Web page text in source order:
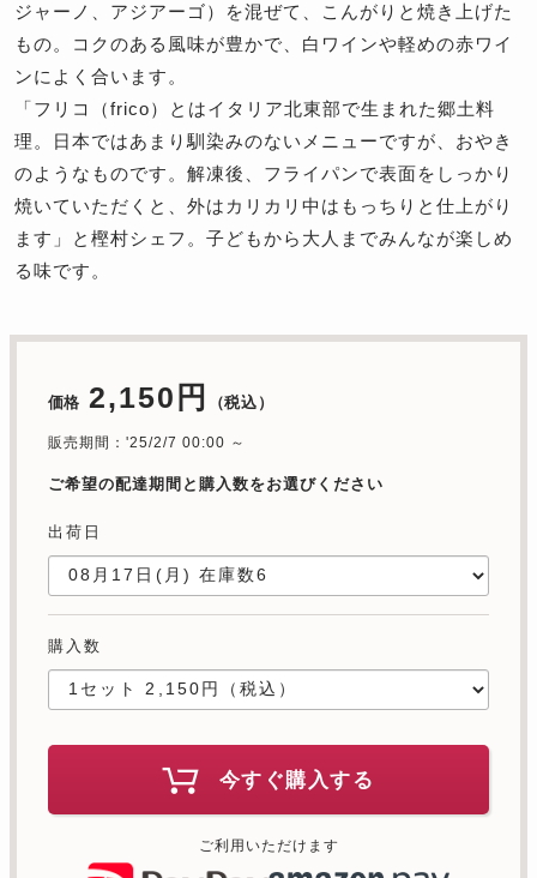
ジャーノ、アジアーゴ）を混ぜて、こんがりと焼き上げた
もの。コクのある風味が豊かで、白ワインや軽めの赤ワイ
ンによく合います。
「フリコ（frico）とはイタリア北東部で生まれた郷土料
理。日本ではあまり馴染みのないメニューですが、おやき
のようなものです。解凍後、フライパンで表面をしっかり
焼いていただくと、外はカリカリ中はもっちりと仕上がり
ます」と樫村シェフ。子どもから大人までみんなが楽しめ
る味です。
価格 2,150円 （税込）
販売期間：'25/2/7 00:00 ～
ご希望の配達期間と購入数をお選びください
出荷日
購入数
今すぐ購入する
ご利用いただけます